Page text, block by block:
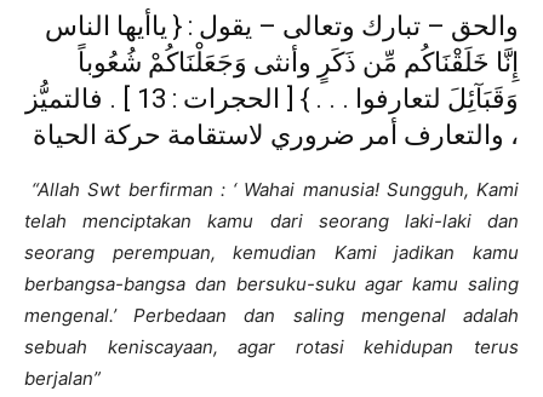
والحق – تبارك وتعالى – يقول : { ياأيها الناس
إِنَّا خَلَقْنَاكُم مِّن ذَكَرٍ وأنثى وَجَعَلْنَاكُمْ شُعُوباً
وَقَبَآئِلَ لتعارفوا . . . } [ الحجرات : 13 ] . فالتميُّز
والتعارف أمر ضروري لاستقامة حركة الحياة ،
“Allah Swt berfirman : ‘ Wahai manusia! Sungguh, Kami
telah menciptakan kamu dari seorang laki-laki dan
seorang perempuan, kemudian Kami jadikan kamu
berbangsa-bangsa dan bersuku-suku agar kamu saling
mengenal.’ Perbedaan dan saling mengenal adalah
sebuah keniscayaan, agar rotasi kehidupan terus
berjalan”